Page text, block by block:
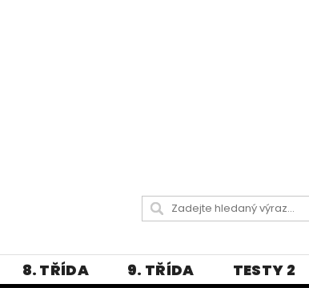
8. TŘÍDA 9. TŘÍDA TESTY 2